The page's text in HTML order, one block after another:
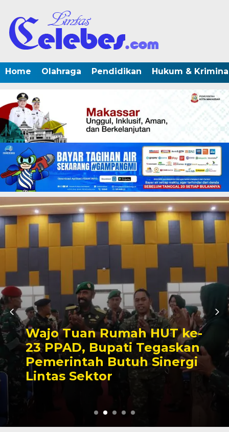
Home Olahraga Pendidikan Hukum &
Cegah Penyimpangan,
Unit Tipidter Polres Wajo
Perketat Pengawasan
Distribusi BBM